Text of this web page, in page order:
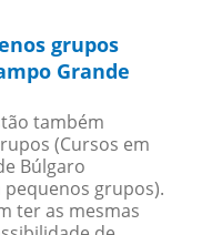
grupos
Grande
também
(Cursos em
Búlgaro
grupos).
ter as mesmas